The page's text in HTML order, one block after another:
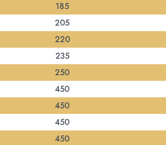
185
205
220
235
250
450
450
450
450